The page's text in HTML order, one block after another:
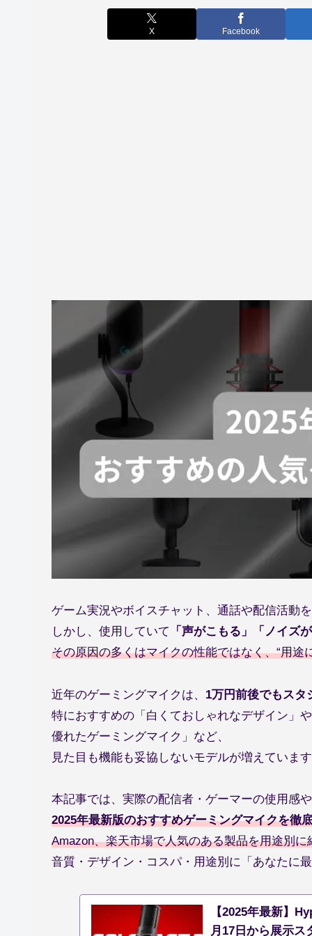
X Facebook
ゲーム実況やボイスチャット、通話や配信活動
しかし、使用していて
「声がこもる」「ノイズ
その原因の多くはマイクの性能ではなく、“用途
近年のゲーミングマイクは、 1万円前後でもスタ
特におすすめの「白くておしゃれなデザイン」
優れたゲーミングマイク」など、
見た目も機能も妥協しないモデルが増えていま
本記事では、実際の配信者・ゲーマーの使用感
2025年最新版のおすすめゲーミングマイクを徹
Amazon、楽天市場で人気のある製品を用途別に
音質・デザイン・コスパ・用途別に「あなたに
【2025年最新】
月17日から展示ス